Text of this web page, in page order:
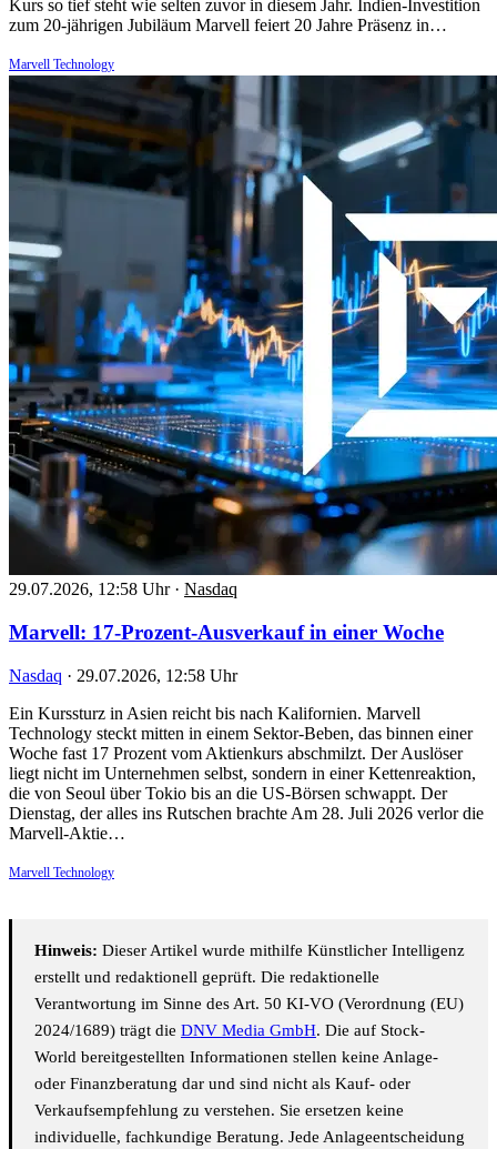
Kurs so tief steht wie selten zuvor in diesem Jahr. Indien-Investition
zum 20-jährigen Jubiläum Marvell feiert 20 Jahre Präsenz in…
Marvell Technology
29.07.2026, 12:58 Uhr · Nasdaq
Marvell: 17-Prozent-Ausverkauf in einer Woche
Nasdaq · 29.07.2026, 12:58 Uhr
Ein Kurssturz in Asien reicht bis nach Kalifornien. Marvell
Technology steckt mitten in einem Sektor-Beben, das binnen einer
Woche fast 17 Prozent vom Aktienkurs abschmilzt. Der Auslöser
liegt nicht im Unternehmen selbst, sondern in einer Kettenreaktion,
die von Seoul über Tokio bis an die US-Börsen schwappt. Der
Dienstag, der alles ins Rutschen brachte Am 28. Juli 2026 verlor die
Marvell-Aktie…
Marvell Technology
Hinweis: Dieser Artikel wurde mithilfe Künstlicher Intelligenz
erstellt und redaktionell geprüft. Die redaktionelle
Verantwortung im Sinne des Art. 50 KI-VO (Verordnung (EU)
2024/1689) trägt die DNV Media GmbH. Die auf Stock-
World bereitgestellten Informationen stellen keine Anlage-
oder Finanzberatung dar und sind nicht als Kauf- oder
Verkaufsempfehlung zu verstehen. Sie ersetzen keine
individuelle, fachkundige Beratung. Jede Anlageentscheidung